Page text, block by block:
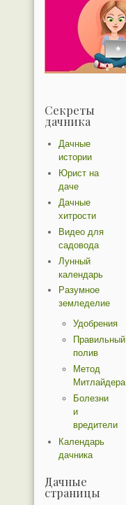
Секреты
дачника
Дачные
истории
Юрист на
даче
Дачные
хитрости
Видео для
садовода
Лунный
календарь
Разумное
земледелие
Удобрения
Правильный
полив
Метод
Митлайдера
Болезни
и
вредители
Календарь
дачника
Дачные
страницы